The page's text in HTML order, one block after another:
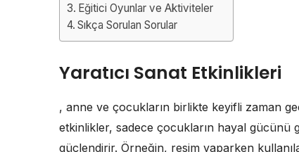
Eğitici Oyunlar ve Aktiviteler
Sıkça Sorulan Sorular
Yaratıcı Sanat Etkinlikleri
, anne ve çocukların birlikte keyifli zaman
etkinlikler, sadece çocukların hayal gücünü
güçlendirir. Örneğin, resim yaparken